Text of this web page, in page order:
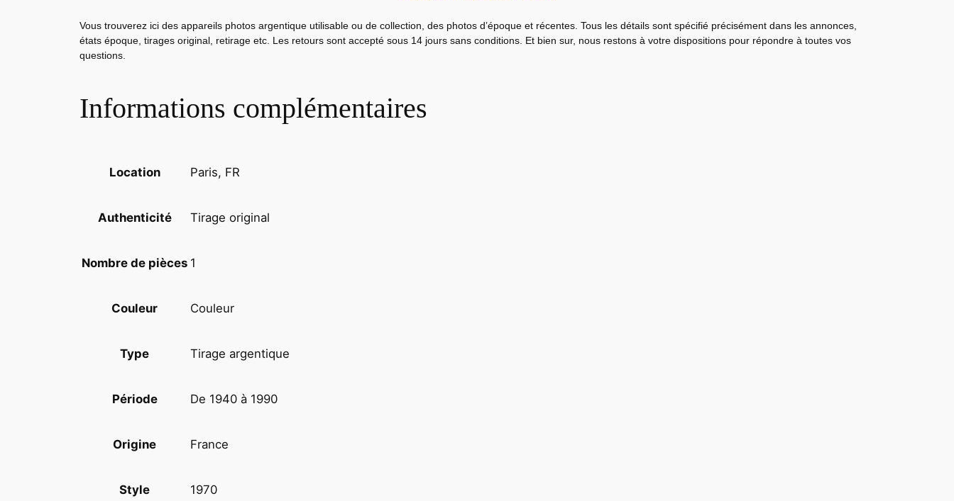
B
B
Vous trouverez ici des appareils photos argentique utilisable ou de collection, des photos d’époque et récentes. Tous les détails sont spécifié précisément dans les annonces,
états époque, tirages original, retirage etc. Les retours sont accepté sous 14 jours sans conditions. Et bien sur, nous restons à votre dispositions pour répondre à toutes vos
questions.
Informations complémentaires
Location Paris, FR
Authenticité Tirage original
Nombre de pièces 1
Couleur Couleur
Type Tirage argentique
Période De 1940 à 1990
Origine France
Style 1970